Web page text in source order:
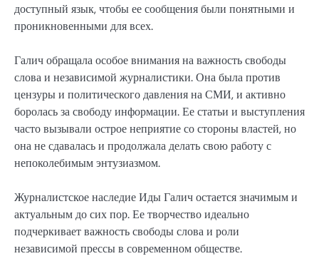
доступный язык, чтобы ее сообщения были понятными и
проникновенными для всех.
Галич обращала особое внимания на важность свободы
слова и независимой журналистики. Она была против
цензуры и политического давления на СМИ, и активно
боролась за свободу информации. Ее статьи и выступления
часто вызывали острое неприятие со стороны властей, но
она не сдавалась и продолжала делать свою работу с
непоколебимым энтузиазмом.
Журналистское наследие Иды Галич остается значимым и
актуальным до сих пор. Ее творчество идеально
подчеркивает важность свободы слова и роли
независимой прессы в современном обществе.